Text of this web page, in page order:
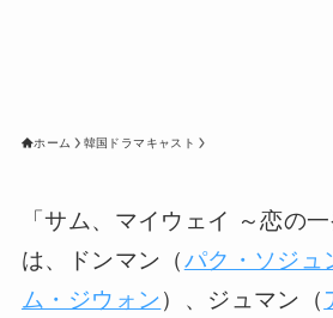
ホーム 韓国ドラマキャスト
「サム、マイウェイ ～恋の一
は、ドンマン（パク・ソジュ
ム・ジウォン）、ジュマン（